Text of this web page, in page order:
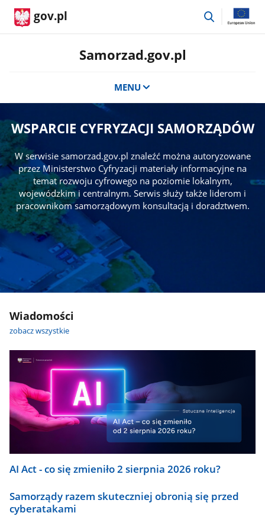
gov.pl
przejdź
Samorzad.gov.pl
MENU
WSPARCIE CYFRYZACJI SAMORZĄDÓW
W serwisie samorzad.gov.pl znaleźć można autoryzowane
przez Ministerstwo Cyfryzacji materiały informacyjne na
temat rozwoju cyfrowego na poziomie lokalnym,
wojewódzkim i centralnym. Serwis służy także liderom i
pracownikom samorządowym konsultacją i doradztwem.
Wiadomości
zobacz wszystkie
AI Act - co się zmieniło 2 sierpnia 2026 roku?
Samorządy razem skuteczniej obronią się przed
cyberatakami